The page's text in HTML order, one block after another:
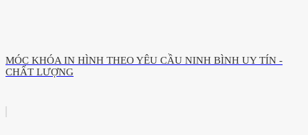
MÓC KHÓA IN HÌNH THEO YÊU CẦU NINH BÌNH UY TÍN -
CHẤT LƯỢNG